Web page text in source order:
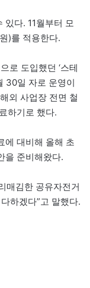
있다. 11월부터 모
)를 적용한다.
로 도입했던 ‘스테
30일 자로 운영이
외 사업장 전면 철
하기로 했다.
에 대비해 올해 초
을 준비해왔다.
매김한 공유자전거
하겠다”고 말했다.